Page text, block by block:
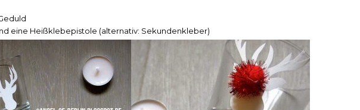
eine Heißklebepistole (alternativ: Sekundenkleber)